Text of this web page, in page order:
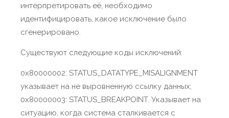
интерпретировать её, необходимо
идентифицировать, какое исключение было
сгенерировано.
Существуют следующие коды исключений:
0x80000002: STATUS_DATATYPE_MISALIGNMENT
указывает на не выровненную ссылку данных;
0x80000003: STATUS_BREAKPOINT. Указывает на
ситуацию, когда система сталкивается с